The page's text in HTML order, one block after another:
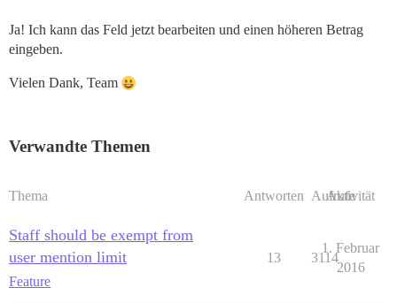
Ja! Ich kann das Feld jetzt bearbeiten und einen höheren Betrag
eingeben.
Vielen Dank, Team
Verwandte Themen
Thema Antworten Aufrufe
Aktivität
Staff should be exempt from
user mention limit
Feature
13 3114
1. Februar
2016